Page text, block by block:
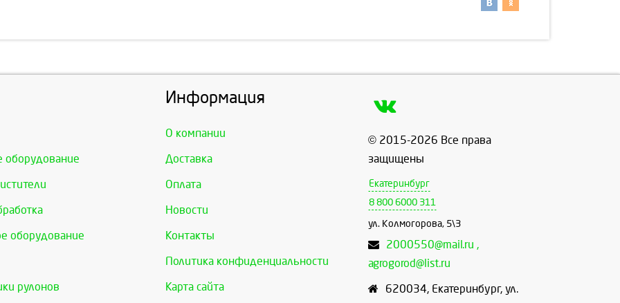
оборудование
оборудование
рулонов
Информация
О компании
Доставка
Оплата
Новости
Контакты
Политика конфиденциальности
Карта сайта
© 2015-2026 Все права
защищены
Екатеринбург
8 800 6000 311
ул. Колмогорова, 5\3
2000550@mail.ru ,
agrogorod@list.ru
620034, Екатеринбург, ул.